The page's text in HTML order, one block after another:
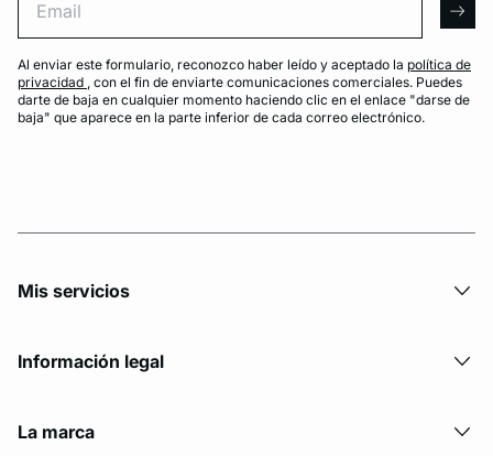
Al enviar este formulario, reconozco haber leído y aceptado la política de
privacidad , con el fin de enviarte comunicaciones comerciales. Puedes
darte de baja en cualquier momento haciendo clic en el enlace "darse de
baja" que aparece en la parte inferior de cada correo electrónico.
Mis servicios
Información legal
La marca